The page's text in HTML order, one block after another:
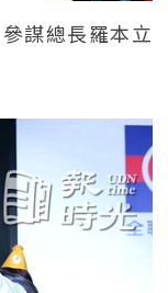
謀總長羅本立